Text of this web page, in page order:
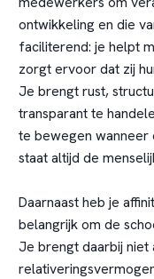
ontwikkeling en die
faciliterend: je helpt
zorgt ervoor dat zij
Je brengt rust,
transparant te
te bewegen wanneer
staat altijd de
Daarnaast heb je
belangrijk om de
Je brengt daarbij